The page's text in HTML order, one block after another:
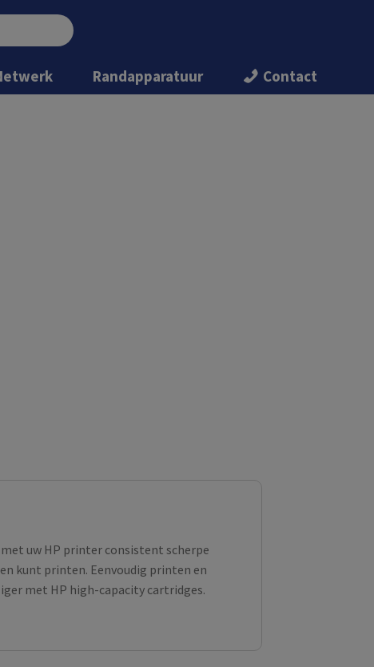
Randapparatuur Contact
uw HP printer consistent scherpe
kunt printen. Eenvoudig printen en
met HP high-capacity cartridges.